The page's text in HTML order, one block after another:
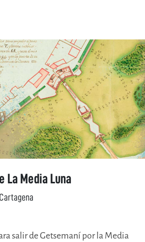
La Media Luna
salir de Getsemaní por la Media